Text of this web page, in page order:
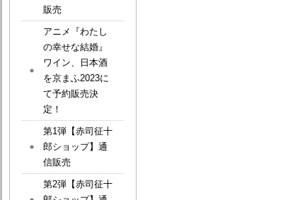
販売
アニメ『わたし
の幸せな結婚』
ワイン、日本酒
を京まふ2023に
て予約販売決
定！
第1弾【赤司征十
郎ショップ】通
信販売
第2弾【赤司征十